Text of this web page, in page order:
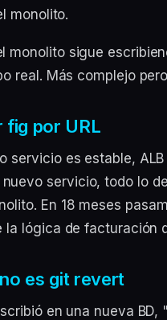
monolito.
monolito sigue
real. Más complejo
fig por URL
servicio es estable,
servicio, todo lo
En 18 meses
la lógica de facturación
es git revert
en una nueva